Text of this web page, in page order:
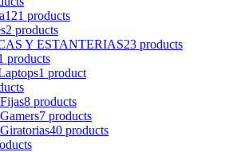
121 products
2 products
Y ESTANTERIAS23 products
products
1 product
8 products
7 products
40 products